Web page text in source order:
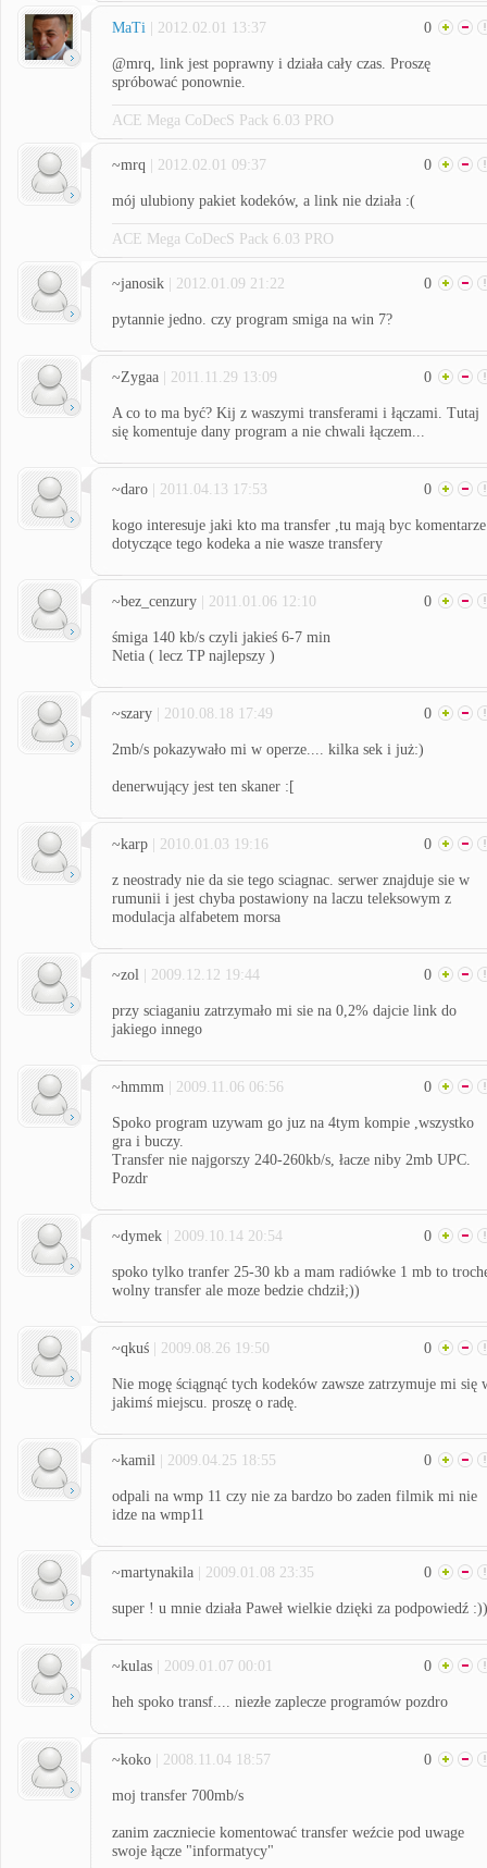
MaTi | 2012.02.01 13:37 0
@mrq, link jest poprawny i działa cały czas. Proszę
spróbować ponownie.
ACE Mega CoDecS Pack 6.03 PRO
~mrq | 2012.02.01 09:37 0
mój ulubiony pakiet kodeków, a link nie działa :(
ACE Mega CoDecS Pack 6.03 PRO
~janosik | 2012.01.09 21:22 0
pytannie jedno. czy program smiga na win 7?
~Zygaa | 2011.11.29 13:09 0
A co to ma być? Kij z waszymi transferami i łączami. Tutaj
się komentuje dany program a nie chwali łączem...
~daro | 2011.04.13 17:53 0
kogo interesuje jaki kto ma transfer ,tu mają byc komentarze
dotyczące tego kodeka a nie wasze transfery
~bez_cenzury | 2011.01.06 12:10 0
śmiga 140 kb/s czyli jakieś 6-7 min
Netia ( lecz TP najlepszy )
~szary | 2010.08.18 17:49 0
2mb/s pokazywało mi w operze.... kilka sek i już:)
denerwujący jest ten skaner :[
~karp | 2010.01.03 19:16 0
z neostrady nie da sie tego sciagnac. serwer znajduje sie w
rumunii i jest chyba postawiony na laczu teleksowym z
modulacja alfabetem morsa
~zol | 2009.12.12 19:44 0
przy sciaganiu zatrzymało mi sie na 0,2% dajcie link do
jakiego innego
~hmmm | 2009.11.06 06:56 0
Spoko program uzywam go juz na 4tym kompie ,wszystko
gra i buczy.
Transfer nie najgorszy 240-260kb/s, łacze niby 2mb UPC.
Pozdr
~dymek | 2009.10.14 20:54 0
spoko tylko tranfer 25-30 kb a mam radiówke 1 mb to
wolny transfer ale moze bedzie chdził;))
~qkuś | 2009.08.26 19:50 0
Nie mogę ściągnąć tych kodeków zawsze zatrzymuje mi się
jakimś miejscu. proszę o radę.
~kamil | 2009.04.25 18:55 0
odpali na wmp 11 czy nie za bardzo bo zaden filmik mi nie
idze na wmp11
~martynakila | 2009.01.08 23:35 0
super ! u mnie działa Paweł wielkie dzięki za podpowiedź
~kulas | 2009.01.07 00:01 0
heh spoko transf.... niezłe zaplecze programów pozdro
~koko | 2008.11.04 18:57 0
moj transfer 700mb/s
zanim zaczniecie komentować transfer weźcie pod uwage
swoje łącze "informatycy"